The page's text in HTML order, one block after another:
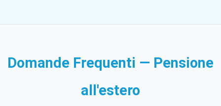
Domande Frequenti — Pensione
all'estero